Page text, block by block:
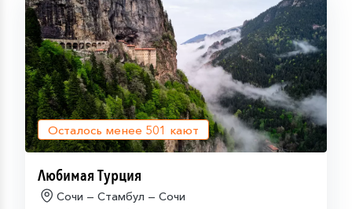
Осталось менее 501 кают
Любимая Турция
Сочи — Стамбул — Сочи